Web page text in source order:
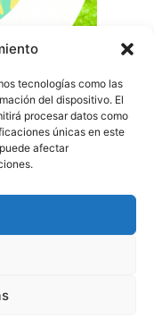
tecnologías como las
del dispositivo. El
procesar datos como
únicas en este
afectar